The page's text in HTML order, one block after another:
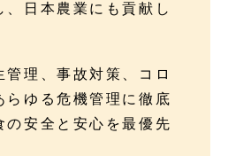
、日本農業にも貢献し
管理、事故対策、コロ
らゆる危機管理に徹底
の安全と安心を最優先